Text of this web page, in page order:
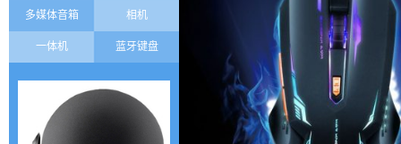
多媒体音箱 相机
一体机 蓝牙键盘